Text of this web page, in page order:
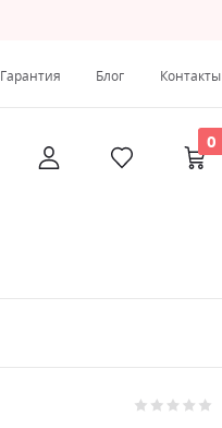
Гарантия Блог Контакты
0
Рейтинг: